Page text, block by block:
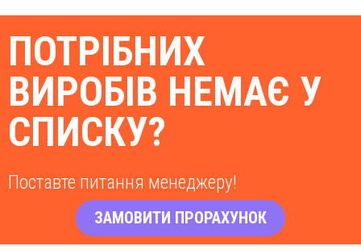
ПОТРІБНИХ
ВИРОБІВ НЕМАЄ У
СПИСКУ?
Поставте питання менеджеру!
ЗАМОВИТИ ПРОРАХУНОК